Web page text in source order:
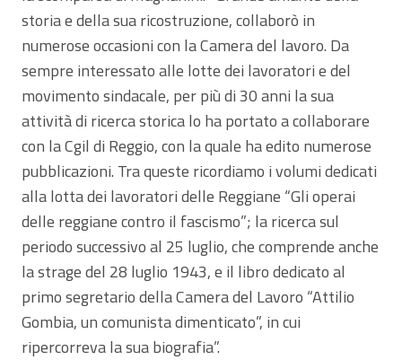
storia e della sua ricostruzione, collaborò in
numerose occasioni con la Camera del lavoro. Da
sempre interessato alle lotte dei lavoratori e del
movimento sindacale, per più di 30 anni la sua
attività di ricerca storica lo ha portato a collaborare
con la Cgil di Reggio, con la quale ha edito numerose
pubblicazioni. Tra queste ricordiamo i volumi dedicati
alla lotta dei lavoratori delle Reggiane “Gli operai
delle reggiane contro il fascismo”; la ricerca sul
periodo successivo al 25 luglio, che comprende anche
la strage del 28 luglio 1943, e il libro dedicato al
primo segretario della Camera del Lavoro “Attilio
Gombia, un comunista dimenticato”, in cui
ripercorreva la sua biografia”.